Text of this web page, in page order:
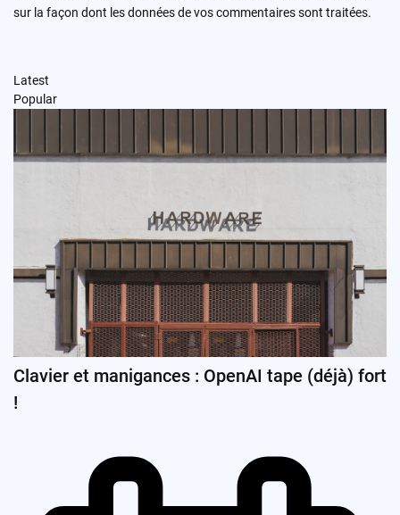
sur la façon dont les données de vos commentaires sont traitées.
Latest
Popular
Clavier et manigances : OpenAI tape (déjà) fort
!